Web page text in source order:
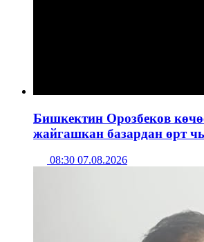
Бишкектин Орозбеков
жайгашкан базардан өрт
08:30 07.08.2026